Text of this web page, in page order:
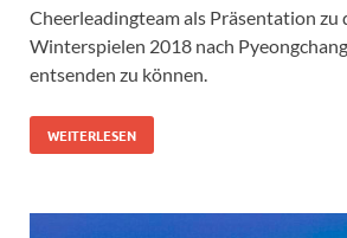
Cheerleadingteam als Präsentation zu
Winterspielen 2018 nach
entsenden zu können.
WEITERLESEN